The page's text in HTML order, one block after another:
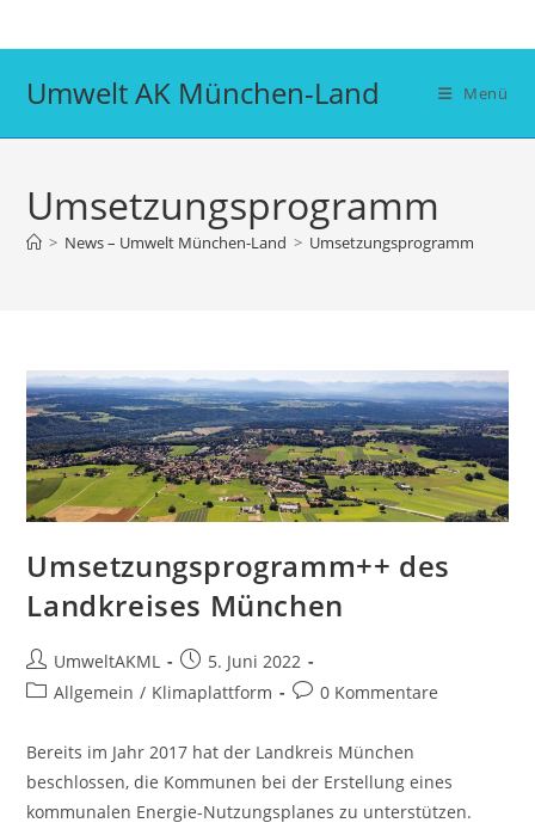
Inhalt
Umwelt AK München-Land Menü
Umsetzungsprogramm
> News – Umwelt München-Land > Umsetzungsprogramm
Umsetzungsprogramm++ des
Landkreises München
Beitrags-
Autor:
UmweltAKML
Beitrag
veröffentlicht:
5. Juni 2022
Beitrags-
Allgemein / Klimaplattform
Beitrags-
0 Kommentare
Bereits im Jahr 2017 hat der Landkreis München
beschlossen, die Kommunen bei der Erstellung eines
kommunalen Energie-Nutzungsplanes zu unterstützen.